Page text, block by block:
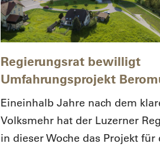
Regierungsrat bewilligt
Umfahrungsprojekt
Eineinhalb Jahre nach dem
Volksmehr hat der Luzerner
in dieser Woche das Projekt für